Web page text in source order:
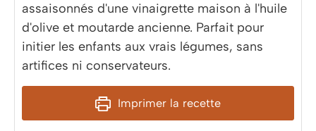
assaisonnés d'une vinaigrette maison à l'huile
d'olive et moutarde ancienne. Parfait pour
initier les enfants aux vrais légumes, sans
artifices ni conservateurs.
Imprimer la recette